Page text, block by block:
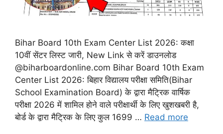
Bihar Board 10th Exam Center List 2026: कक्षा
10वीं सेंटर लिस्ट जारी, New Link से करें डाउनलोड
@biharboardonline.com Bihar Board 10th Exam
Center List 2026: बिहार विद्यालय परीक्षा समिति(Bihar
School Examination Board) के द्वारा मैट्रिक वार्षिक
परीक्षा 2026 में शामिल होने वाले परीक्षार्थी के लिए खुशखबरी है,
बोर्ड के द्वारा मैट्रिक के लिए कुल 1699 … Read more